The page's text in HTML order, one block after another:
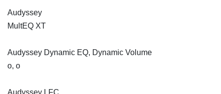
Audyssey
MultEQ XT
Audyssey Dynamic EQ, Dynamic Volume
o, o
Audyssey LFC